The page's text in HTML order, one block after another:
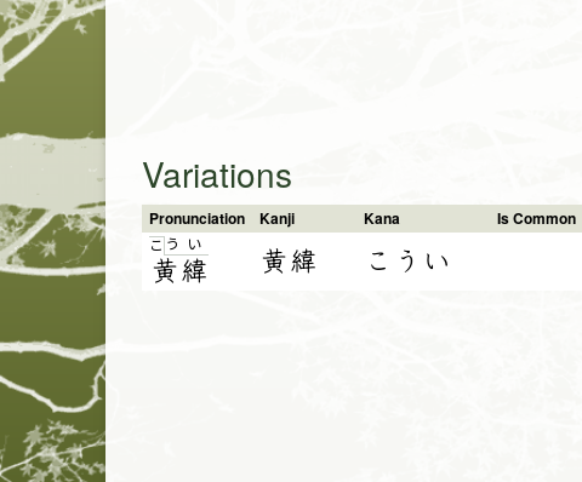
Variations
Pronunciation Kanji Kana Is Common
こ う
黄
い
緯 黄緯 こうい